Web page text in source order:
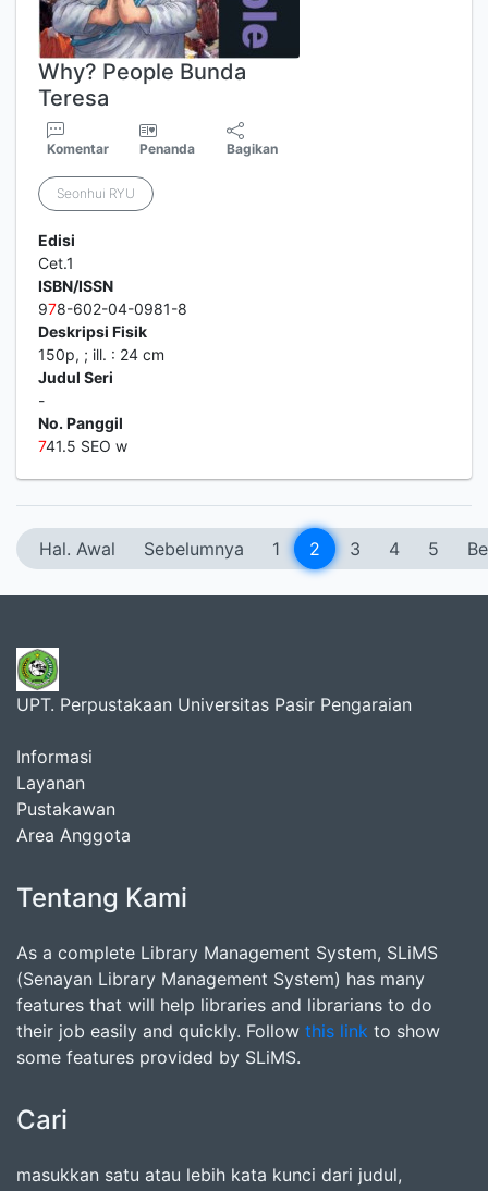
Why? People Bunda
Teresa
Komentar Penanda Bagikan
Seonhui RYU
Edisi
Cet.1
ISBN/ISSN
978-602-04-0981-8
Deskripsi Fisik
150p, ; ill. : 24 cm
Judul Seri
-
No. Panggil
741.5 SEO w
Hal. Awal Sebelumnya 1 2 3 4 5
UPT. Perpustakaan Universitas Pasir Pengaraian
Informasi
Layanan
Pustakawan
Area Anggota
Tentang Kami
As a complete Library Management System, SLiMS
(Senayan Library Management System) has many
features that will help libraries and librarians to do
their job easily and quickly. Follow this link to show
some features provided by SLiMS.
Cari
masukkan satu atau lebih kata kunci dari judul,